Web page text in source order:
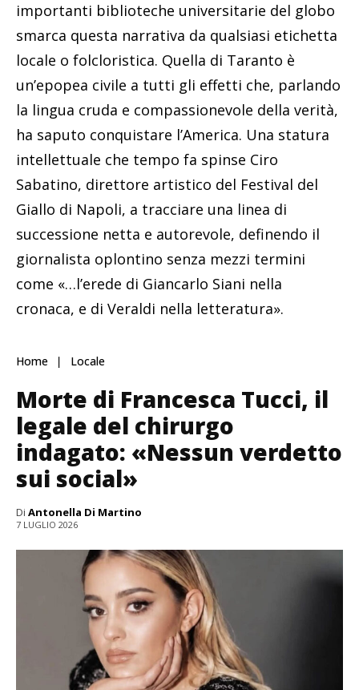
importanti biblioteche universitarie del globo
smarca questa narrativa da qualsiasi etichetta
locale o folcloristica. Quella di Taranto è
un’epopea civile a tutti gli effetti che, parlando
la lingua cruda e compassionevole della verità,
ha saputo conquistare l’America. Una statura
intellettuale che tempo fa spinse Ciro
Sabatino, direttore artistico del Festival del
Giallo di Napoli, a tracciare una linea di
successione netta e autorevole, definendo il
giornalista oplontino senza mezzi termini
come «…l’erede di Giancarlo Siani nella
cronaca, e di Veraldi nella letteratura».
Home Locale
Morte di Francesca Tucci, il
legale del chirurgo
indagato: «Nessun verdetto
sui social»
Di Antonella Di Martino
7 LUGLIO 2026